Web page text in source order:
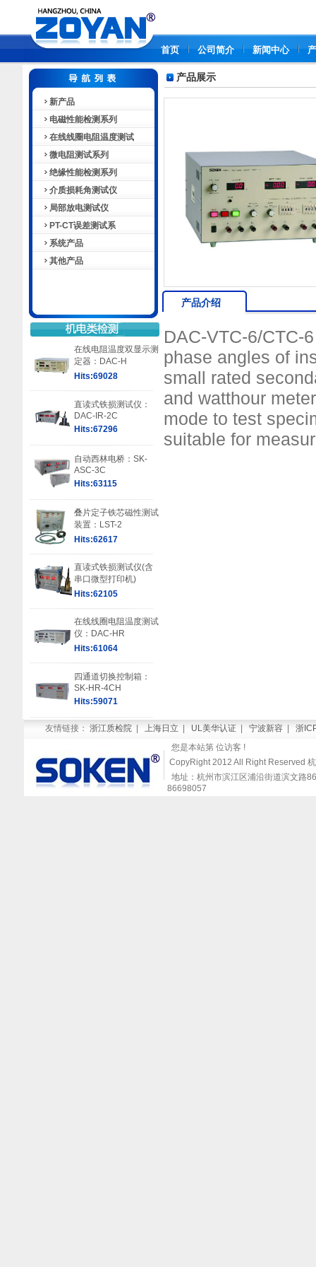
首页 公司简介 新闻中心
新产品
电磁性能检测系列
在线线圈电阻温度测试
微电阻测试系列
绝缘性能检测系列
介质损耗角测试仪
局部放电测试仪
PT-CT误差测试系
系统产品
其他产品
在线电阻温度双显示测
定器：DAC-H
Hits:69028
直读式铁损测试仪：
DAC-IR-2C
Hits:67296
自动西林电桥：SK-
ASC-3C
Hits:63115
叠片定子铁芯磁性测试
装置：LST-2
Hits:62617
直读式铁损测试仪(含
串口微型打印机)
Hits:62105
在线线圈电阻温度测试
仪：DAC-HR
Hits:61064
四通道切换控制箱：
SK-HR-4CH
Hits:59071
产品展示
产品介绍
DAC-VTC-6/CTC-
phase angles of
small rated
and watthour
mode to test
suitable for
友情链接： 浙江质检院| 上海日立 UL美华认证| 宁波新容| 浙
您是本站第 位访客 !
CopyRight 2012 All Right Reserved
地址：杭州市滨江区浦沿街道滨文
86698057